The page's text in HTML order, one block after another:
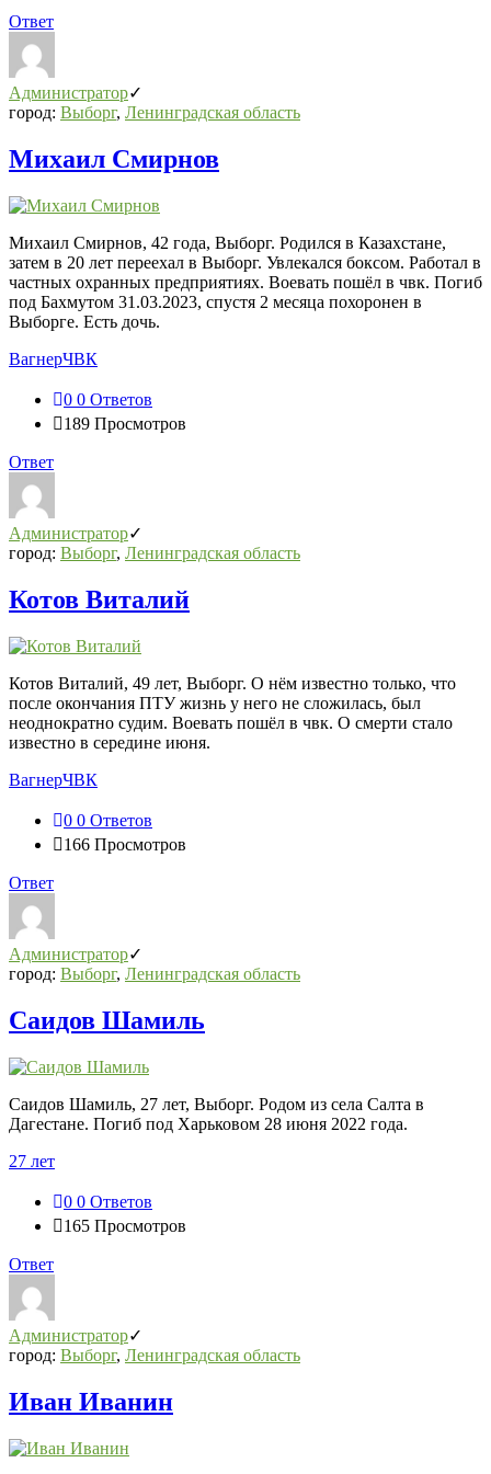
Ответ
Администратор
город: Выборг, Ленинградская область
Михаил Смирнов
Михаил Смирнов, 42 года, Выборг. Родился в Казахстане,
затем в 20 лет переехал в Выборг. Увлекался боксом. Работал в
частных охранных предприятиях. Воевать пошёл в чвк. Погиб
под Бахмутом 31.03.2023, спустя 2 месяца похоронен в
Выборге. Есть дочь.
ВагнерЧВК
0 0 Ответов
189 Просмотров
Ответ
Администратор
город: Выборг, Ленинградская область
Котов Виталий
Котов Виталий, 49 лет, Выборг. О нём известно только, что
после окончания ПТУ жизнь у него не сложилась, был
неоднократно судим. Воевать пошёл в чвк. О смерти стало
известно в середине июня.
ВагнерЧВК
0 0 Ответов
166 Просмотров
Ответ
Администратор
город: Выборг, Ленинградская область
Саидов Шамиль
Саидов Шамиль, 27 лет, Выборг. Родом из села Салта в
Дагестане. Погиб под Харьковом 28 июня 2022 года.
27 лет
0 0 Ответов
165 Просмотров
Ответ
Администратор
город: Выборг, Ленинградская область
Иван Иванин